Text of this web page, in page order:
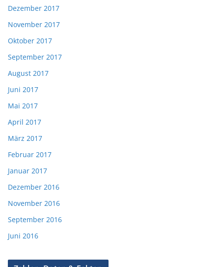
Dezember 2017
November 2017
Oktober 2017
September 2017
August 2017
Juni 2017
Mai 2017
April 2017
März 2017
Februar 2017
Januar 2017
Dezember 2016
November 2016
September 2016
Juni 2016